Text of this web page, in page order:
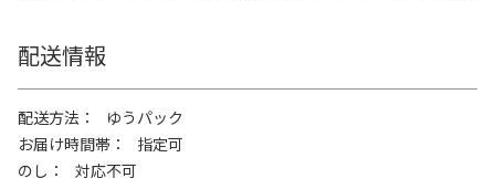
配送情報
配送方法
ゆうパック
お届け時間帯
指定可
のし
対応不可